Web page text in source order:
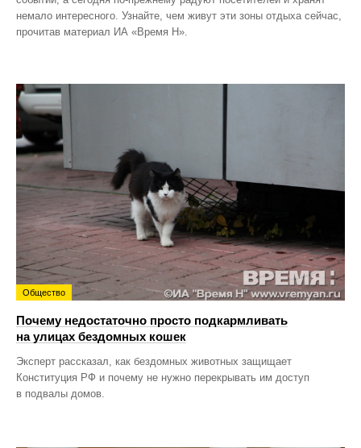
немало интересного. Узнайте, чем живут эти зоны отдыха сейчас,
прочитав материал ИА «Время Н».
Общество
Почему недостаточно просто подкармливать
на улицах бездомных кошек
Эксперт рассказал, как бездомных животных защищает
Конституция РФ и почему не нужно перекрывать им доступ
в подвалы домов.